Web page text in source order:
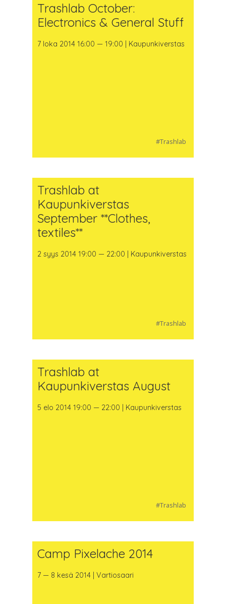
Trashlab October:
Electronics & General Stuff
7 loka 2014 16:00 — 19:00 | Kaupunkiverstas
#Trashlab
Trashlab at
Kaupunkiverstas
September **Clothes,
textiles**
2 syys 2014 19:00 — 22:00 | Kaupunkiverstas
#Trashlab
Trashlab at
Kaupunkiverstas August
5 elo 2014 19:00 — 22:00 | Kaupunkiverstas
#Trashlab
Camp Pixelache 2014
7 — 8 kesä 2014 | Vartiosaari